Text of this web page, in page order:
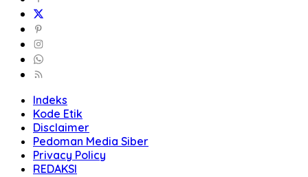
Indeks
Kode Etik
Disclaimer
Pedoman Media Siber
Privacy Policy
REDAKSI